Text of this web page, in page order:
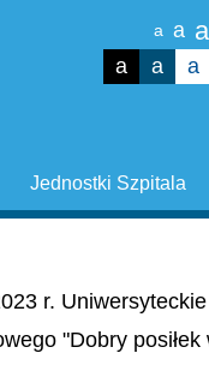
a a a
a a a
Jednostki Szpitala
r.
"Dobry